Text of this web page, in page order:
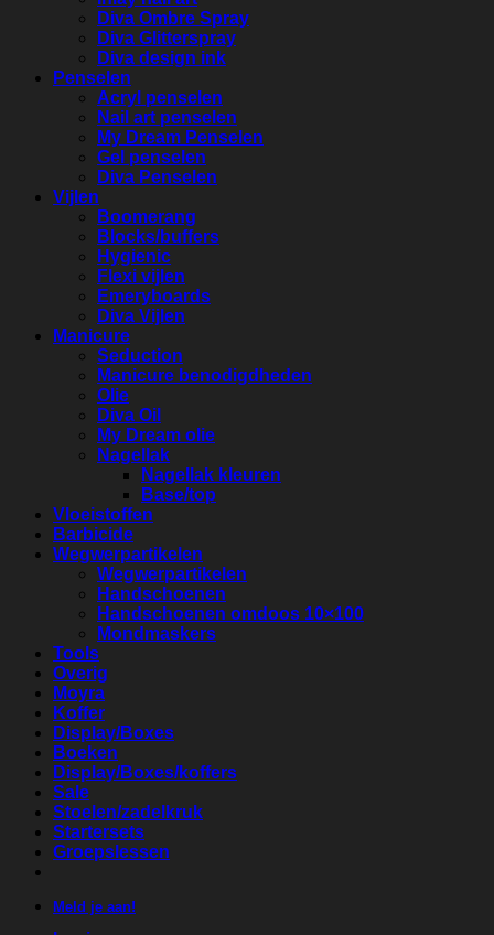
Diva Ombre Spray
Diva Glitterspray
Diva design ink
Penselen
Acryl penselen
Nail art penselen
My Dream Penselen
Gel penselen
Diva Penselen
Vijlen
Boomerang
Blocks/buffers
Hygienic
Flexi vijlen
Emeryboards
Diva Vijlen
Manicure
Seduction
Manicure benodigdheden
Olie
Diva Oil
My Dream olie
Nagellak
Nagellak kleuren
Base/top
Vloeistoffen
Barbicide
Wegwerpartikelen
Wegwerpartikelen
Handschoenen
Handschoenen omdoos 10×100
Mondmaskers
Tools
Overig
Moyra
Koffer
Display/Boxes
Boeken
Display/Boxes/koffers
Sale
Stoelen/zadelkruk
Startersets
Groepslessen
Meld je aan!